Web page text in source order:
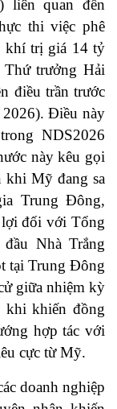
liên quan đến
thi việc phê
khí trị giá 14 tỷ
trưởng Hải
điều trần trước
Điều này
NDS2026
này kêu gọi
khi Mỹ đang sa
Trung Đông,
đối với Tổng
Nhà Trắng
tại Trung Đông
giữa nhiệm kỳ
khi khiến đồng
hợp tác với
cực từ Mỹ.
doanh nghiệp